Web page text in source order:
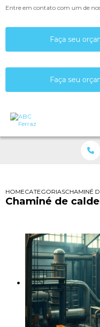
Entre em contato com um de
Faça seu
Faça seu
HOMECATEGORIASCHAMINÉ
Chaminé de